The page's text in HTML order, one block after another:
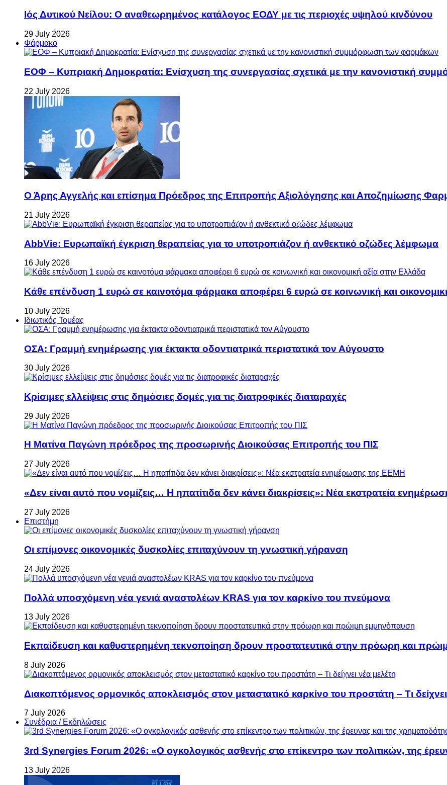
Ιός Δυτικού Νείλου: Ο αναθεωρημένος κατάλογος ΕΟΔΥ με τις περιοχές υψηλού κινδύνου
29 July 2026
Φάρμακο
ΕΟΦ – Κυπριακή Δημοκρατία: Ενίσχυση της συνεργασίας σχετικά με την κανονιστική
22 July 2026
Ο Άρης Αγγελής και επίσημα Πρόεδρος της Επιτροπής Αξιολόγησης και Αποζημίωσης
21 July 2026
AbbVie: Ευρωπαϊκή έγκριση θεραπείας για το υποτροπιάζον ή ανθεκτικό οζώδες λέμφωμα
16 July 2026
Κάθε επένδυση 1 ευρώ σε καινοτόμα φάρμακα αποφέρει 6 ευρώ σε κοινωνική και
10 July 2026
Ιδιωτικός Τομέας
ΟΣΑ: Γραμμή ενημέρωσης για έκτακτα οδοντιατρικά περιστατικά τον Αύγουστο
30 July 2026
Κρίσιμες ελλείψεις στις δημόσιες δομές για τις διατροφικές διαταραχές
29 July 2026
Η Ματίνα Παγώνη πρόεδρος της προσωρινής Διοικούσας Επιτροπής του ΠΙΣ
27 July 2026
«Δεν είναι αυτό που νομίζεις… Η ηπατίτιδα δεν κάνει διακρίσεις»: Νέα εκστρατεία
27 July 2026
Επιστήμη
Οι επίμονες οικονομικές δυσκολίες επιταχύνουν τη γνωστική γήρανση
24 July 2026
Πολλά υποσχόμενη νέα γενιά αναστολέων KRAS για τον καρκίνο του πνεύμονα
13 July 2026
Εκπαίδευση και καθυστερημένη τεκνοποίηση δρουν προστατευτικά στην πρόωρη και
8 July 2026
Διακοπτόμενος ορμονικός αποκλεισμός στον μεταστατικό καρκίνο του προστάτη – Τι
7 July 2026
Συνέδρια / Εκδηλώσεις
3rd Synergies Forum 2026: «Ο ογκολογικός ασθενής στο επίκεντρο των πολιτικών, της
13 July 2026